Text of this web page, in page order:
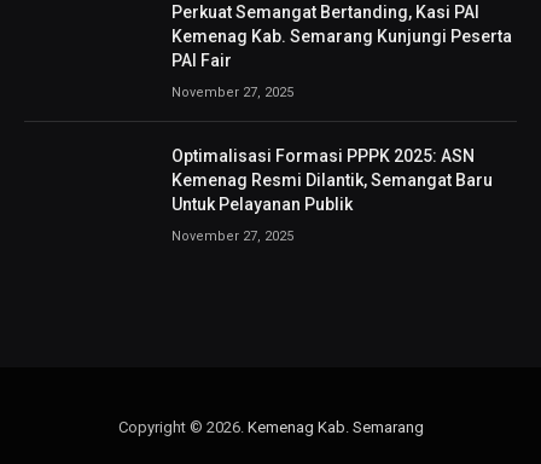
Perkuat Semangat Bertanding, Kasi PAI
Kemenag Kab. Semarang Kunjungi Peserta
PAI Fair
November 27, 2025
Optimalisasi Formasi PPPK 2025: ASN
Kemenag Resmi Dilantik, Semangat Baru
Untuk Pelayanan Publik
November 27, 2025
Copyright © 2026. Kemenag Kab. Semarang